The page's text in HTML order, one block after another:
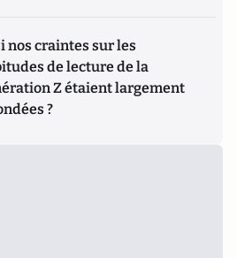
nos craintes sur les
de lecture de la
Z étaient largement
?